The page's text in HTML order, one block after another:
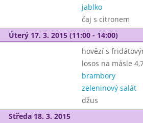
jablko
čaj s citronem
Úterý 17. 3. 2015 (11:00 - 14:00)
hovězí s
losos na másle
brambory
zeleninový salát
džus
Středa 18. 3. 2015